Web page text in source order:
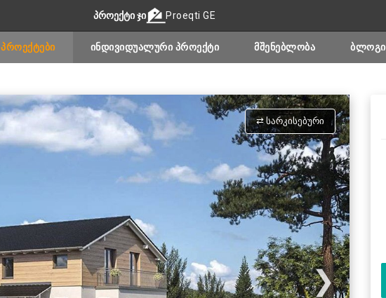
ᲞᲠᲝᲔᲥᲢᲘ ᲯᲘ Proeqti GE
ᲞᲠᲝᲔᲥᲢᲔᲑᲘ ᲘᲜᲓᲘᲕᲘᲓᲣᲐᲚᲣᲠᲘ ᲞᲠᲝᲔᲥᲢᲘ ᲛᲨᲔᲜᲔᲑᲚᲝᲑᲐ ᲑᲚᲝᲒᲘ
⇄ ᲡᲐᲠᲙᲘᲡᲔᲑᲣᲠᲘ
❯